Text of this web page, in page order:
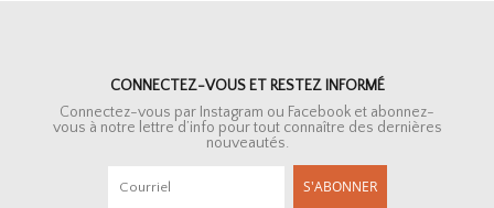
CONNECTEZ-VOUS ET RESTEZ INFORMÉ
Connectez-vous par Instagram ou Facebook et abonnez-
vous à notre lettre d’info pour tout connaître des dernières
nouveautés.
S'ABONNER